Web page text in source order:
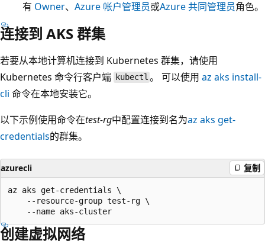
有 Owner、 Azure 帐户管理员或Azure 共同管理员角色。
连接到 AKS 群集
若要从本地计算机连接到 Kubernetes 群集，请使用
Kubernetes 命令行客户端
kubectl 。 可以使用az aks install-
cli 命令在本地安装它。
以下示例使用命令在test-rg中配置连接到名为az aks get-
credentials的群集。
azurecli 复制
az aks get-credentials \
    --resource-group test-rg \
创建虚拟网络